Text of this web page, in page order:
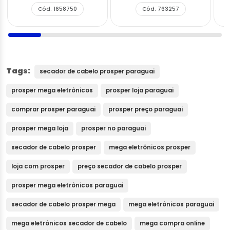
Cód. 1658750 Cód. 763257
Tags: secador de cabelo prosper paraguai
prosper mega eletrônicos prosper loja paraguai
comprar prosper paraguai prosper preço paraguai
prosper mega loja prosper no paraguai
secador de cabelo prosper mega eletrônicos prosper
loja com prosper preço secador de cabelo prosper
prosper mega eletrônicos paraguai
secador de cabelo prosper mega mega eletrônicos paraguai
mega eletrônicos secador de cabelo mega compra online